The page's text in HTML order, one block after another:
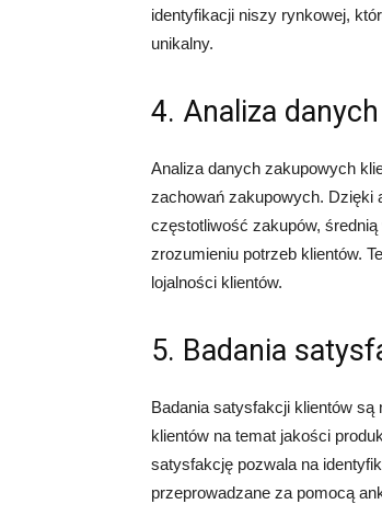
identyfikacji niszy rynkowej,
unikalny.
4. Analiza
Analiza danych zakupowych
zachowań zakupowych. Dzięki
częstotliwość zakupów,
zrozumieniu potrzeb klientów.
lojalności klientów.
5. Badania
Badania satysfakcji klientów są
klientów na temat jakości
satysfakcję pozwala na
przeprowadzane za pomocą